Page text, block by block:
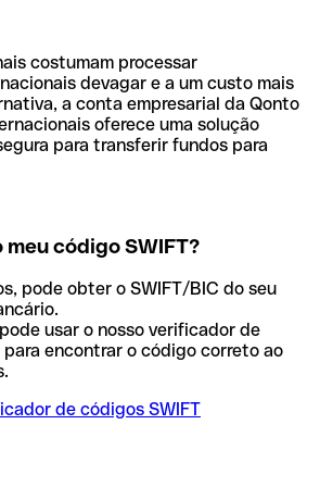
costumam processar
devagar e a um custo mais
a conta empresarial da Qonto
oferece uma solução
para transferir fundos para
código SWIFT?
pode obter o SWIFT/BIC do seu
usar o nosso verificador de
encontrar o código correto ao
de códigos SWIFT